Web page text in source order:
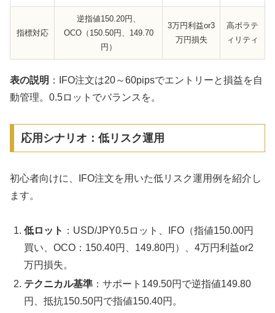
指標対応
逆指値150.20円、
OCO（150.50円、149.70
円）
3万円利益or3
万円損失
高ボラテ
ィリティ
表の説明 ：IFO注文は20～60pipsでエントリーと損益を自
動管理。0.5ロットでバランスを。
応用シナリオ：低リスク運用
初心者向けに、IFO注文を用いた低リスク運用例を紹介し
ます。
低ロット ：USD/JPY0.5ロット、IFO（指値150.00円
買い、OCO：150.40円、149.80円）、4万円利益or2
万円損失。
テクニカル基準 ：サポート149.50円で逆指値149.80
円、抵抗150.50円で指値150.40円。